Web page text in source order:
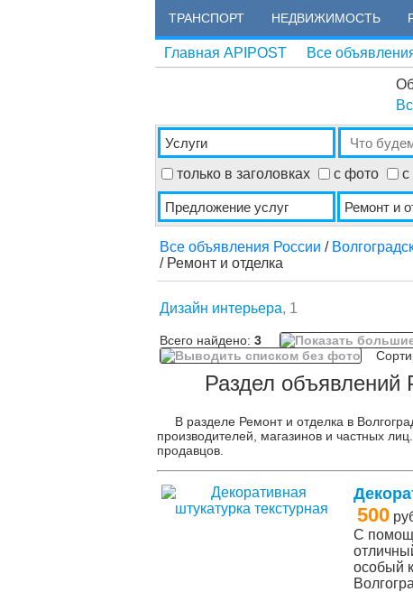
ТРАНСПОРТ НЕДВИЖИМОСТЬ
Главная APIPOST Все
только в заголовках с фото с
Все объявления России /
/ Ремонт и отделка
Дизайн интерьера, 1
Всего найдено: 3
Раздел объявлений
В разделе Ремонт и отделка в
производителей, магазинов и частных
продавцов.
500
С
особый